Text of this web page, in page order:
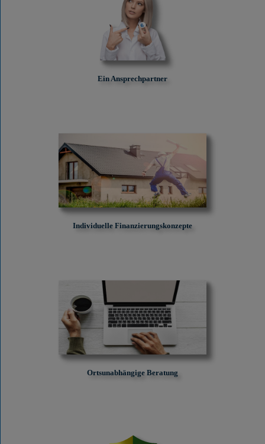
Ein Ansprechpartner
Individuelle Finanzierungskonzepte
Ortsunabhängige Beratung